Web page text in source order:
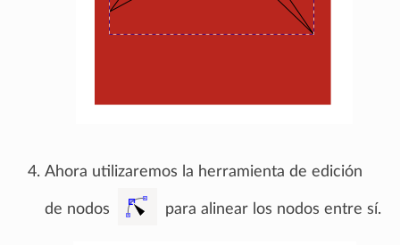
Ahora utilizaremos la herramienta de edición
de nodos para alinear los nodos entre sí.